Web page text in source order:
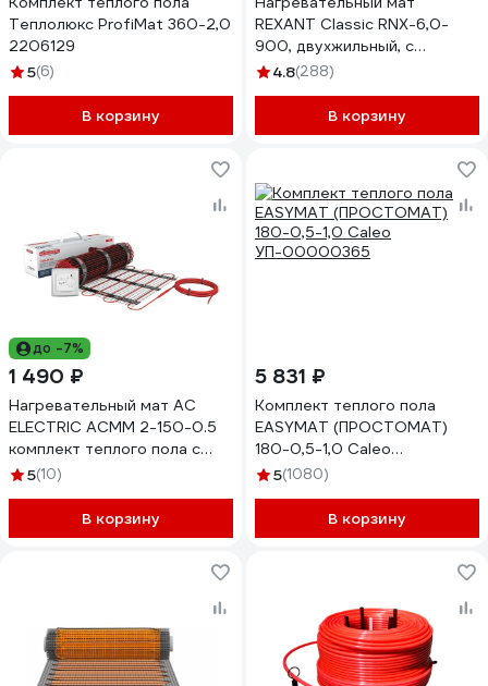
Теплолюкс ProfiMat 360-2,0
2206129
5(6)
В корзину
REXANT Classic RNX-6,0-
900, двухжильный, с
экраном 51-0510-2
4.8(288)
В корзину
до -7%
1 490 ₽
Нагревательный мат AC
ELECTRIC ACМM 2-150-0.5
комплект теплого пола с
терморегулятором
5(10)
В корзину
5 831 ₽
Комплект теплого пола
EASYMAT (ПРОСТОМАТ)
180-0,5-1,0 Caleo
УП-00000365
5(1080)
В корзину